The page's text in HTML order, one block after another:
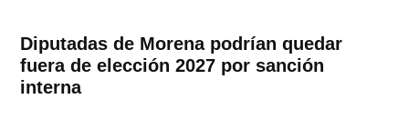
Diputadas de Morena podrían quedar
fuera de elección 2027 por sanción
interna